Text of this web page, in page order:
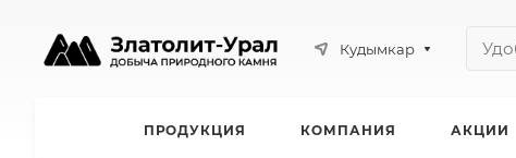
Кудымкар
ПРОДУКЦИЯ КОМПАНИЯ АКЦИИ